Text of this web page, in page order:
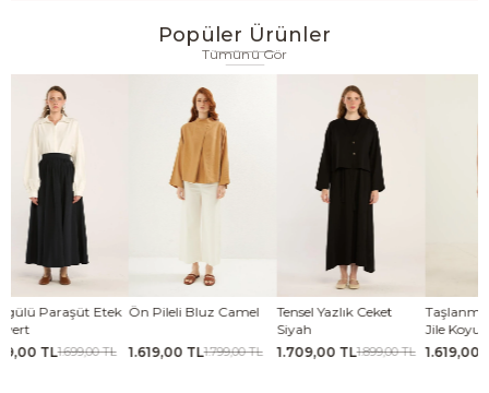
Popüler Ürünler
Tümünü Gör
Ön Pileli Bluz Camel
1.619,00 TL1.799,00 TL
Tensel Yazlık Ceket
1.709,00 TL1.899,00 TL
Taşlanmış İnce Tensel
Jile Koyu yeşil
1.619,00 TL1.799,00 TL